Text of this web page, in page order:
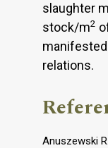
slaughter
stock/m2
relations.
Anuszewski